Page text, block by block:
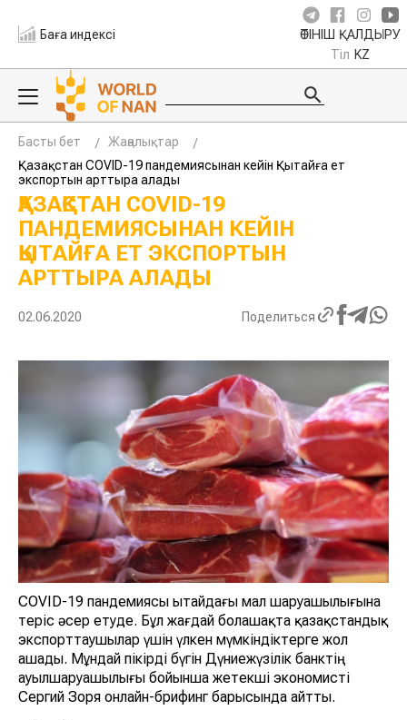
Баға индексі ӨТІНІШ ҚАЛДЫРУ
Тіл KZ
Басты бет
Жаңалықтар
Қазақстан COVID-19 пандемиясынан кейін Қытайға ет
экспортын арттыра алады
ҚАЗАҚСТАН COVID-19
ПАНДЕМИЯСЫНАН КЕЙІН
ҚЫТАЙҒА ЕТ ЭКСПОРТЫН
АРТТЫРА АЛАДЫ
02.06.2020 Поделиться
COVID-19 пандемиясы Қытайдағы мал шаруашылығына
теріс әсер етуде. Бұл жағдай болашақта қазақстандық
экспорттаушылар үшін үлкен мүмкіндіктерге жол
ашады. Мұндай пікірді бүгін Дүниежүзілік банктің
ауылшаруашылығы бойынша жетекші экономисті
Сергий Зоря онлайн-брифинг барысында айтты.